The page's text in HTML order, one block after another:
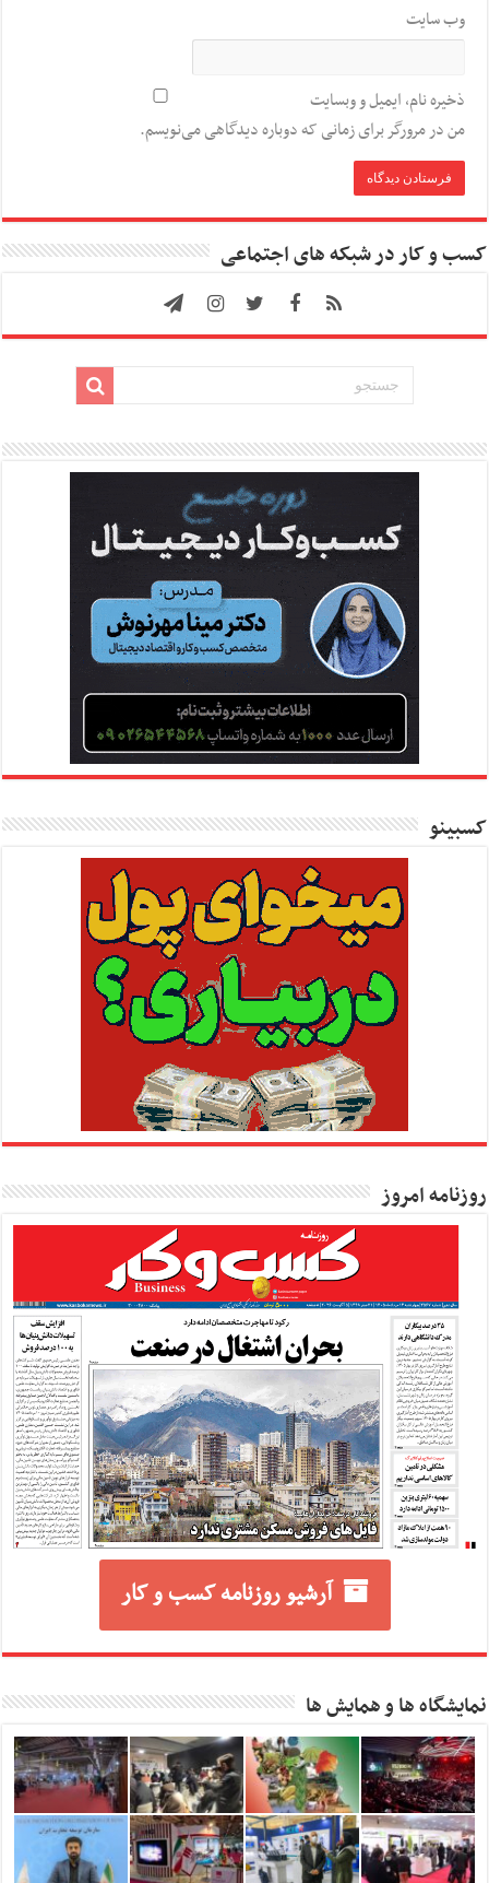
وب‌ سایت
ذخیره نام، ایمیل و وبسایت
من در مرورگر برای زمانی که دوباره دیدگاهی می‌نویسم.
کسب و کار در شبکه های اجتماعی
کسبینو
روزنامه امروز
آرشیو روزنامه کسب و کار
نمایشگاه ها و همایش ها